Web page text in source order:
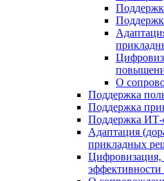
О
Поддержка
Поддержка
Поддержка ИТ-
Адаптация
прикладных
Цифровизация,
эффективности